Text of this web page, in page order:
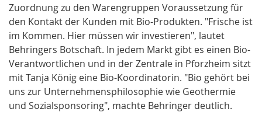
Zuordnung zu den Wa­rengruppen Voraussetzung für
den Kontakt der Kunden mit Bio-Produkten. "Frische ist
im Kommen. Hier müssen wir investieren", lautet
Behringers Botschaft. In jedem Markt gibt es einen Bio-
Verantwortlichen und in der Zentrale in Pforzheim sitzt
mit Tanja König eine Bio-Koordinatorin. "Bio gehört bei
uns zur Unternehmensphilosophie wie Geothermie
und So­zialsponsoring", machte Beh­ringer deutlich.